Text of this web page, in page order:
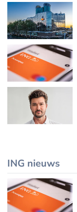
ING nieuws